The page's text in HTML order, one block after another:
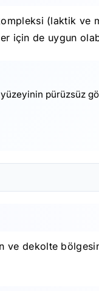
(laktik ve
için de uygun
pürüzsüz
dekolte